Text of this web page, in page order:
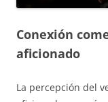
Conexión
aficionado
La percepción del